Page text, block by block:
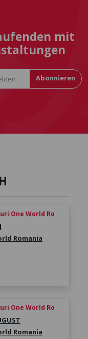
mit
Abonnieren
One World Ro
Romania
One World Ro
Romania